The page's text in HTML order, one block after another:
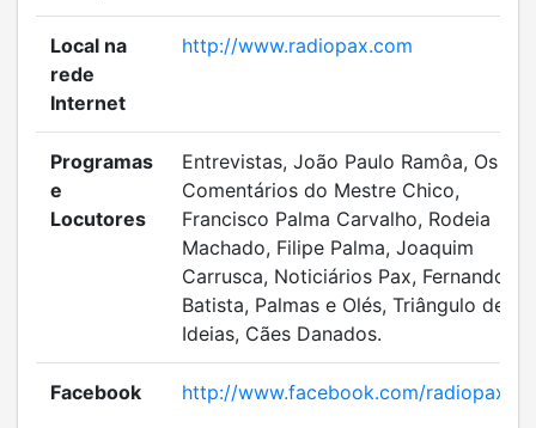
Local na
rede
Internet
http://www.radiopax.com
Programas
e
Locutores
Entrevistas, João Paulo Ramôa, Os
Comentários do Mestre Chico,
Francisco Palma Carvalho, Rodeia
Machado, Filipe Palma, Joaquim
Carrusca, Noticiários Pax, Fernando
Batista, Palmas e Olés, Triângulo de
Ideias, Cães Danados.
Facebook http://www.facebook.com/radiopax